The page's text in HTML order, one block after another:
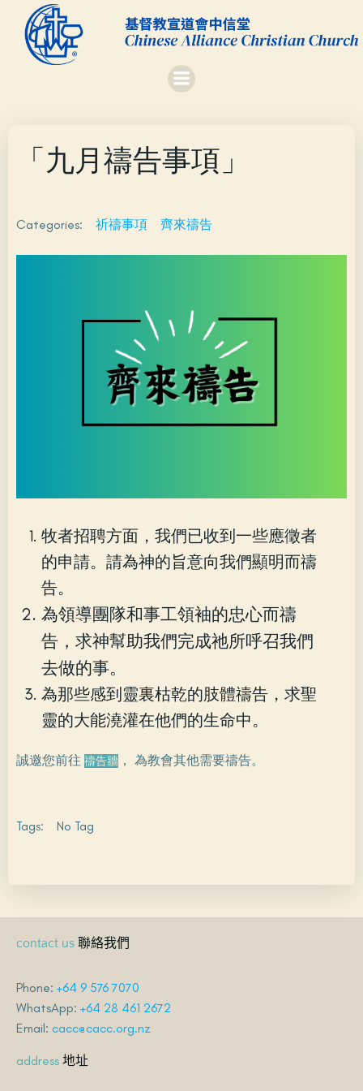
to
content
「九月禱告事項」
Categories: 祈禱事項 齊來禱告
牧者招聘方面，我們已收到一些應徵者
的申請。請為神的旨意向我們顯明而禱
告。
為領導團隊和事工領袖的忠心而禱
告，求神幫助我們完成祂所呼召我們
去做的事。
為那些感到靈裏枯乾的肢體禱告，求聖
靈的大能澆灌在他們的生命中。
誠邀您前往 禱告牆 ， 為教會其他需要禱告。
Tags: No Tag
contact us 聯絡我們
Phone: +64 9 576 7070
WhatsApp: +64 28 461 2672
Email: cacc@cacc.org.nz
address 地址